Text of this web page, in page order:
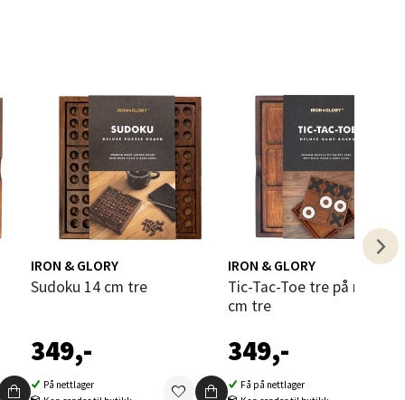
IRON & GLORY
Sudoku 14 cm tre
349,-
På nettlager
IRON & GLORY
Tic-Tac-Toe tre på rad 14x14
cm tre
349,-
Få på nettlager